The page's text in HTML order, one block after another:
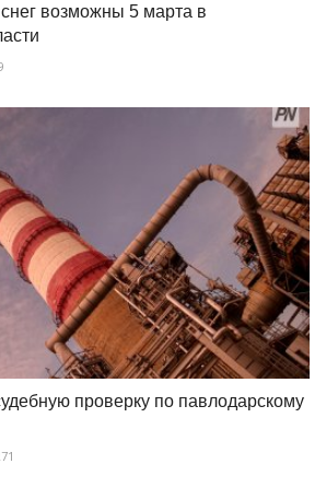
возможны 5 марта в
проверку по павлодарскому